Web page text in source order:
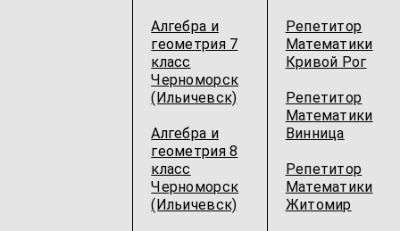
Алгебра и
геометрия 7
класс
Черноморск
(Ильичевск)
Алгебра и
геометрия 8
класс
Черноморск
(Ильичевск)
Репетитор
Математики
Кривой Рог
Репетитор
Математики
Винница
Репетитор
Математики
Житомир